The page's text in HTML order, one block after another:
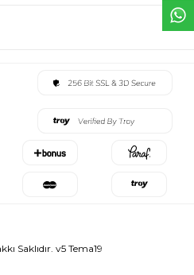
Saklıdır. v5 Tema19